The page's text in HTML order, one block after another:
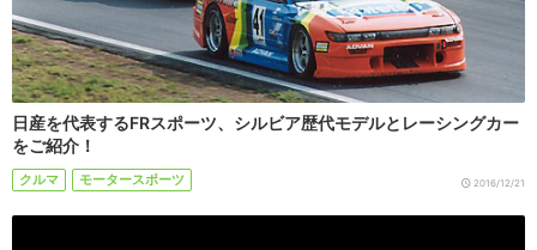
日産を代表するFRスポーツ、シルビア歴代モデルとレーシングカー
をご紹介！
クルマ モータースポーツ 2016/12/21